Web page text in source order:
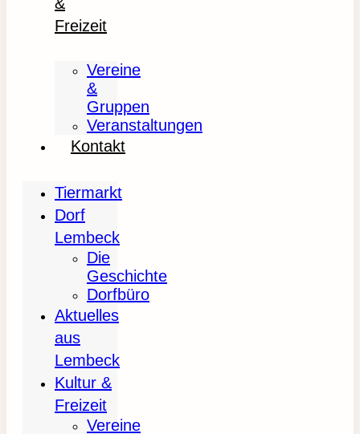
Freizeit
Vereine
&
Gruppen
Veranstaltungen
Kontakt
Tiermarkt
Dorf
Lembeck
Die
Geschichte
Dorfbüro
Aktuelles
aus
Lembeck
Kultur &
Freizeit
Vereine